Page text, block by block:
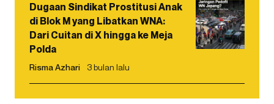
Dugaan Sindikat Prostitusi Anak
di Blok M yang Libatkan WNA:
Dari Cuitan di X hingga ke Meja
Polda
Risma Azhari 3 bulan lalu